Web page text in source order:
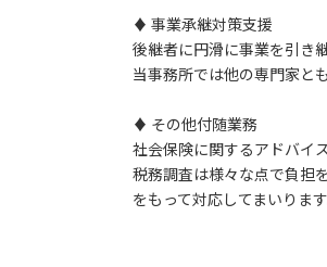
♦ 事業承継対策支援
後継者に円滑に事業を引き
当事務所では他の専門家と
♦ その他付随業務
社会保険に関するアドバイ
税務調査は様々な点で負担
をもって対応してまいります